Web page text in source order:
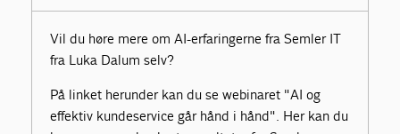
Vil du høre mere om AI-erfaringerne fra Semler IT
fra Luka Dalum selv?
På linket herunder kan du se webinaret "AI og
effektiv kundeservice går hånd i hånd". Her kan du